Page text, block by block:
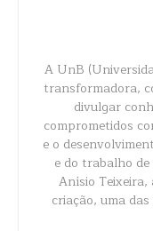
A UnB
transformadora,
divulgar
comprometidos
e o
e do trabalho
Anísio Teixeira,
criação, uma